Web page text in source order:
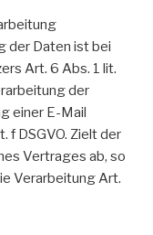
der Daten ist bei
Art. 6 Abs. 1 lit.
der
einer E-Mail
f DSGVO. Zielt der
Vertrages ab, so
Verarbeitung Art.